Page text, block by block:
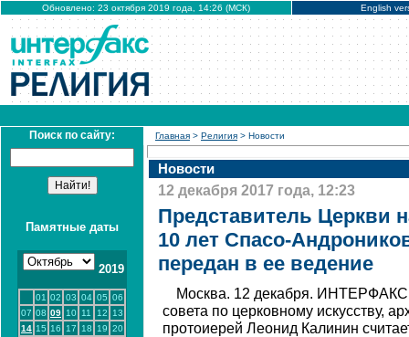
Обновлено: 23 октября 2019 года, 14:26 (МСК) English
Поиск по сайту:
Памятные даты
2019
01 02 03 04 05 06
07 08 09 10 11 12
13
14 15 16 17 18 19 20
Главная > Религия > Новости
Новости
12 декабря 2017 года, 12:23
Представитель Церкви
10 лет Спасо-
передан в ее ведение
Москва. 12 декабря. ИНТЕРФАКС
совета по церковному искусству,
протоиерей Леонид Калинин